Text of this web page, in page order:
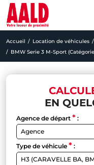
Accueil Location de véhicules
BMW Serie 3 M-Sport
EN
Agence de départ * :
Type de véhicule * :